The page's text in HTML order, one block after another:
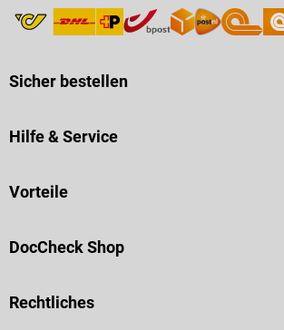
Sicher bestellen
Hilfe & Service
Vorteile
DocCheck Shop
Rechtliches